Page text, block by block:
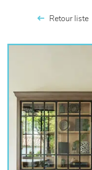
Retour liste